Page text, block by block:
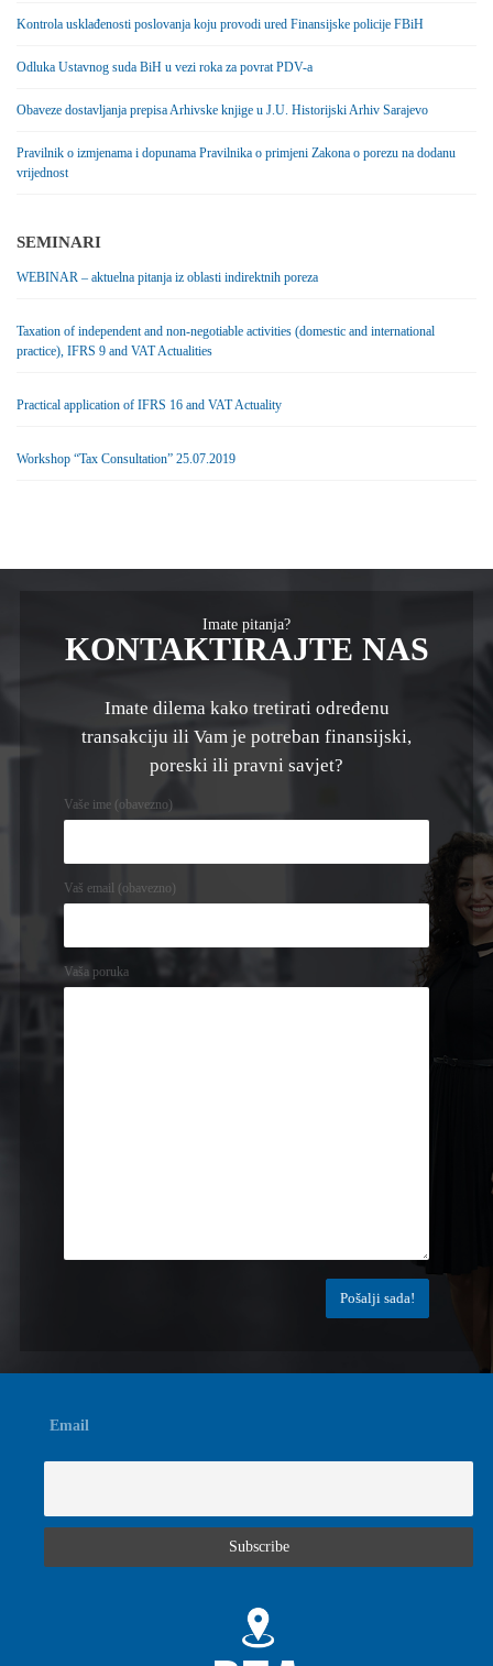
Kontrola usklađenosti poslovanja koju provodi ured Finansijske policije FBiH
Odluka Ustavnog suda BiH u vezi roka za povrat PDV-a
Obaveze dostavljanja prepisa Arhivske knjige u J.U. Historijski Arhiv Sarajevo
Pravilnik o izmjenama i dopunama Pravilnika o primjeni Zakona o porezu na dodanu
vrijednost
SEMINARI
WEBINAR – aktuelna pitanja iz oblasti indirektnih poreza
Taxation of independent and non-negotiable activities (domestic and international
practice), IFRS 9 and VAT Actualities
Practical application of IFRS 16 and VAT Actuality
Workshop “Tax Consultation” 25.07.2019
Imate pitanja?
KONTAKTIRAJTE NAS
Imate dilema kako tretirati određenu
transakciju ili Vam je potreban finansijski,
poreski ili pravni savjet?
Vaše ime (obavezno)
Vaš email (obavezno)
Vaša poruka
Email